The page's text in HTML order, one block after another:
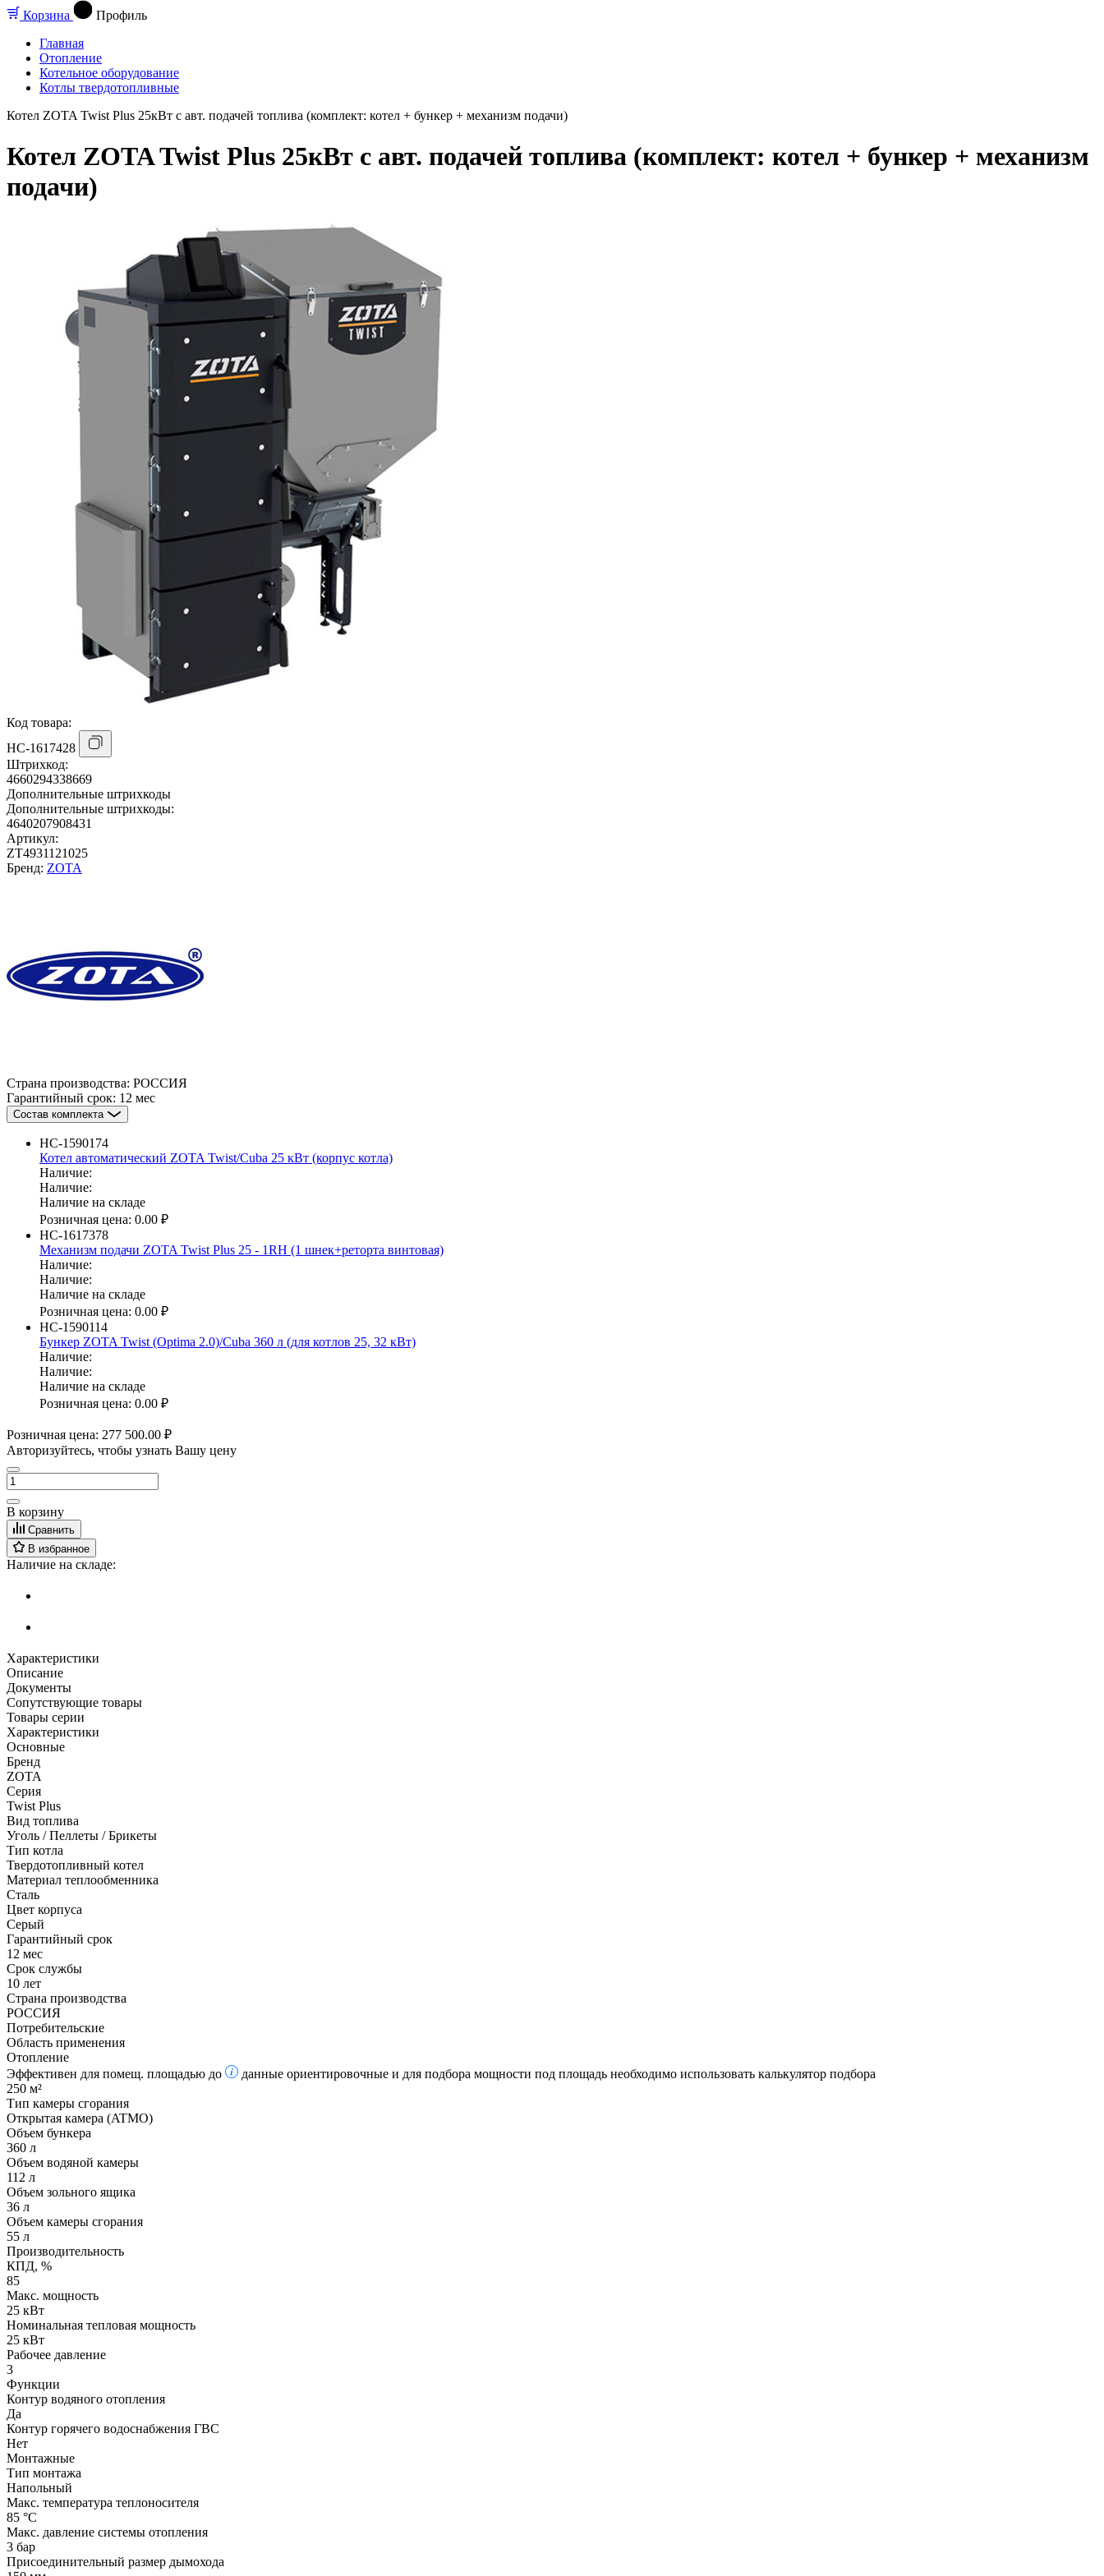
Корзина
Профиль
Главная
Отопление
Котельное оборудование
Котлы твердотопливные
Котел ZOTA Twist Plus 25кВт с авт. подачей топлива (комплект: котел + бункер + механизм подачи)
Котел ZOTA Twist Plus 25кВт с авт. подачей топлива (комплект: котел + бункер + механизм
подачи)
Код товара:
НС-1617428
Штрихкод:
4660294338669
Дополнительные штрихкоды
Дополнительные штрихкоды:
4640207908431
Артикул:
ZT4931121025
Бренд: ZOTA
Страна производства: РОССИЯ
Гарантийный срок: 12 мес
Состав комплекта
НС-1590174
Котел автоматический ZOTA Twist/Cuba 25 кВт (корпус котла)
Наличие:
Наличие:
Наличие на складе
Розничная цена: 0.00 ₽
НС-1617378
Механизм подачи ZOTA Twist Plus 25 - 1RH (1 шнек+реторта винтовая)
Наличие:
Наличие:
Наличие на складе
Розничная цена: 0.00 ₽
НС-1590114
Бункер ZOTA Twist (Optima 2.0)/Cuba 360 л (для котлов 25, 32 кВт)
Наличие:
Наличие:
Наличие на складе
Розничная цена: 0.00 ₽
Розничная цена: 277 500.00 ₽
Авторизуйтесь, чтобы узнать Вашу цену
В корзину
Сравнить
В избранное
Наличие на складе:
Характеристики
Описание
Документы
Сопутствующие товары
Товары серии
Характеристики
Основные
Бренд
ZOTA
Серия
Twist Plus
Вид топлива
Уголь / Пеллеты / Брикеты
Тип котла
Твердотопливный котел
Материал теплообменника
Сталь
Цвет корпуса
Серый
Гарантийный срок
12 мес
Срок службы
10 лет
Страна производства
РОССИЯ
Потребительские
Область применения
Отопление
Эффективен для помещ. площадью до
данные ориентировочные и для подбора мощности под площадь необходимо использовать калькулятор подбора
250 м²
Тип камеры сгорания
Открытая камера (ATMO)
Объем бункера
360 л
Объем водяной камеры
112 л
Объем зольного ящика
36 л
Объем камеры сгорания
55 л
Производительность
КПД, %
85
Макс. мощность
25 кВт
Номинальная тепловая мощность
25 кВт
Рабочее давление
3
Функции
Контур водяного отопления
Да
Контур горячего водоснабжения ГВС
Нет
Монтажные
Тип монтажа
Напольный
Макс. температура теплоносителя
85 °С
Макс. давление системы отопления
3 бар
Присоединительный размер дымохода